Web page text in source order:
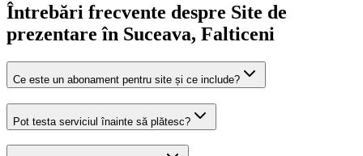
Întrebări frecvente despre Site de
prezentare în Suceava, Falticeni
Ce este un abonament pentru site și ce include?
Pot testa serviciul înainte să plătesc?